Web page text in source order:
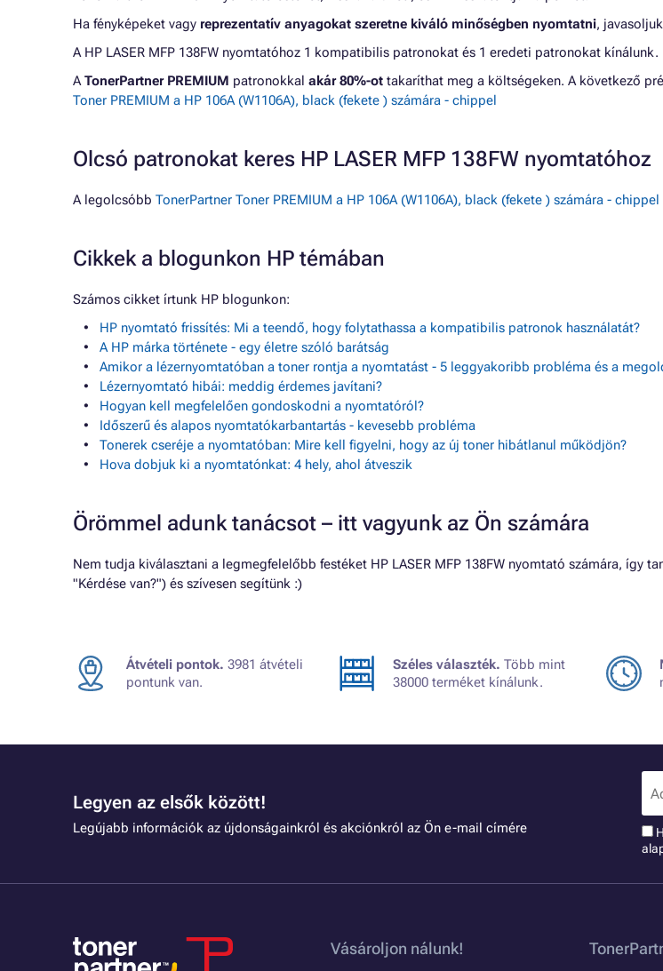
Ha fényképeket vagy reprezentatív anyagokat szeretne kiváló minőségben nyomtatni,
A HP LASER MFP 138FW nyomtatóhoz 1 kompatibilis patronokat és 1 eredeti patronokat kínálunk.
ATonerPartner PREMIUM patronokkal akár 80%-ot takaríthat meg a költségeken. A következő
Toner PREMIUM a HP 106A (W1106A), black (fekete ) számára - chippel
Olcsó patronokat keres HP LASER MFP 138FW nyomtatóhoz
A legolcsóbb TonerPartner Toner PREMIUM a HP 106A (W1106A), black (fekete ) számára - chippel
Cikkek a blogunkon HP témában
Számos cikket írtunk HP blogunkon:
HP nyomtató frissítés: Mi a teendő, hogy folytathassa a kompatibilis patronok használatát?
A HP márka története - egy életre szóló barátság
Amikor a lézernyomtatóban a toner rontja a nyomtatást - 5 leggyakoribb probléma és a
Lézernyomtató hibái: meddig érdemes javítani?
Hogyan kell megfelelően gondoskodni a nyomtatóról?
Időszerű és alapos nyomtatókarbantartás - kevesebb probléma
Tonerek cseréje a nyomtatóban: Mire kell figyelni, hogy az új toner hibátlanul működjön?
Hova dobjuk ki a nyomtatónkat: 4 hely, ahol átveszik
Örömmel adunk tanácsot – itt vagyunk az Ön számára
Nem tudja kiválasztani a legmegfelelőbb festéket HP LASER MFP 138FW nyomtató számára, így
"Kérdése van?") és szívesen segítünk :)
Átvételi pontok. 3981 átvételi
pontunk van.
Széles választék. Több mint
38000 terméket kínálunk.
Legyen az elsők között!
Legújabb információk az újdonságainkról és akciónkról az Ön e-mail címére
Vásároljon nálunk!